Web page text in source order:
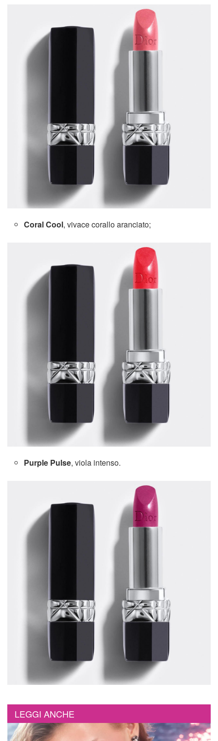
Coral Cool, vivace corallo aranciato;
Purple Pulse, viola intenso.
LEGGI ANCHE